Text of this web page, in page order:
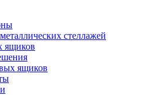
стеллажей
ящиков
ящиков